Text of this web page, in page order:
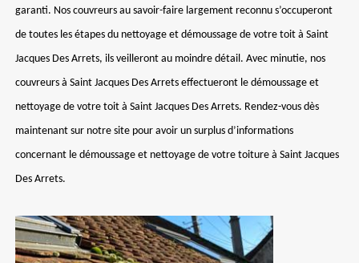
garanti. Nos couvreurs au savoir-faire largement reconnu s’occuperont
de toutes les étapes du nettoyage et démoussage de votre toit à Saint
Jacques Des Arrets, ils veilleront au moindre détail. Avec minutie, nos
couvreurs à Saint Jacques Des Arrets effectueront le démoussage et
nettoyage de votre toit à Saint Jacques Des Arrets. Rendez-vous dès
maintenant sur notre site pour avoir un surplus d’informations
concernant le démoussage et nettoyage de votre toiture à Saint Jacques
Des Arrets.